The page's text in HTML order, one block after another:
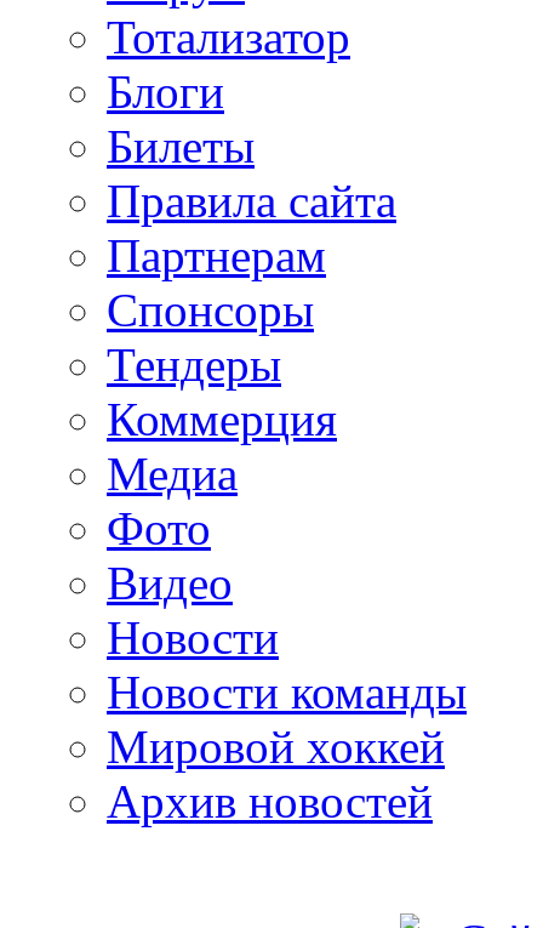
Тотализатор
Блоги
Билеты
Правила сайта
Партнерам
Спонсоры
Тендеры
Коммерция
Медиа
Фото
Видео
Новости
Новости команды
Мировой хоккей
Архив новостей